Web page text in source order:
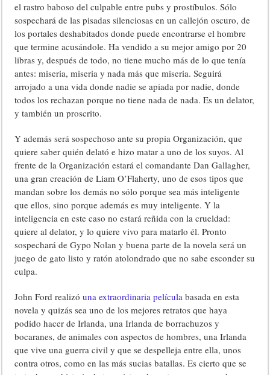
el rastro baboso del culpable entre pubs y prostíbulos. Sólo
sospechará de las pisadas silenciosas en un callejón oscuro, de
los portales deshabitados donde puede encontrarse el hombre
que termine acusándole. Ha vendido a su mejor amigo por 20
libras y, después de todo, no tiene mucho más de lo que tenía
antes: miseria, miseria y nada más que miseria. Seguirá
arrojado a una vida donde nadie se apiada por nadie, donde
todos los rechazan porque no tiene nada de nada. Es un delator,
y también un proscrito.
Y además será sospechoso ante su propia Organización, que
quiere saber quién delató e hizo matar a uno de los suyos. Al
frente de la Organización estará el comandante Dan Gallagher,
una gran creación de Liam O’Flaherty, uno de esos tipos que
mandan sobre los demás no sólo porque sea más inteligente
que ellos, sino porque además es muy inteligente. Y la
inteligencia en este caso no estará reñida con la crueldad:
quiere al delator, y lo quiere vivo para matarlo él. Pronto
sospechará de Gypo Nolan y buena parte de la novela será un
juego de gato listo y ratón atolondrado que no sabe esconder su
culpa.
John Ford realizóuna extraordinaria películabasada en esta
novela y quizás sea uno de los mejores retratos que haya
podido hacer de Irlanda, una Irlanda de borrachuzos y
bocaranes, de animales con aspectos de hombres, una Irlanda
que vive una guerra civil y que se despelleja entre ella, unos
contra otros, como en las más sucias batallas. Es cierto que se